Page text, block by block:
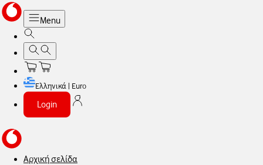
Menu
Ελληνικά | Euro
Login
Αρχική σελίδα